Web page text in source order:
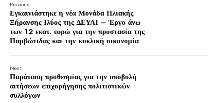
Previous:
Εγκαινιάστηκε η νέα Μονάδα Ηλιακής
Ξήρανσης Ιλύος της ΔΕΥΑΙ – Έργο άνω
των 12 εκατ. ευρώ για την προστασία της
Παμβώτιδας και την κυκλική οικονομία
Next:
Παράταση προθεσμίας για την υποβολή
αιτήσεων επιχορήγησης πολιτιστικών
συλλόγων